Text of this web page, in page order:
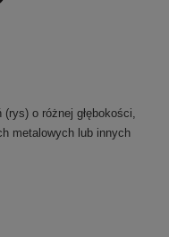
o różnej głębokości,
metalowych lub innych